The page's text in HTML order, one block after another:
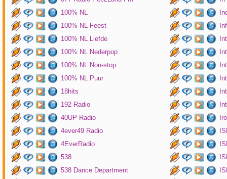
100% NL
100% NL Feest
100% NL Liefde
100% NL Nederpop
100% NL Non-stop
100% NL Puur
18hits
192 Radio
40UP Radio
4ever49 Radio
4EverRadio
538
538 Dance Department